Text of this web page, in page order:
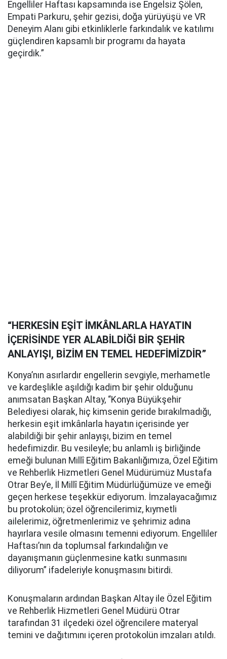
Engelliler Haftası kapsamında ise Engelsiz Şölen,
Empati Parkuru, şehir gezisi, doğa yürüyüşü ve VR
Deneyim Alanı gibi etkinliklerle farkındalık ve katılımı
güçlendiren kapsamlı bir programı da hayata
geçirdik.”
“HERKESİN EŞİT İMKÂNLARLA HAYATIN
İÇERİSİNDE YER ALABİLDİĞİ BİR ŞEHİR
ANLAYIŞI, BİZİM EN TEMEL HEDEFİMİZDİR”
Konya’nın asırlardır engellerin sevgiyle, merhametle
ve kardeşlikle aşıldığı kadim bir şehir olduğunu
anımsatan Başkan Altay, “Konya Büyükşehir
Belediyesi olarak, hiç kimsenin geride bırakılmadığı,
herkesin eşit imkânlarla hayatın içerisinde yer
alabildiği bir şehir anlayışı, bizim en temel
hedefimizdir. Bu vesileyle; bu anlamlı iş birliğinde
emeği bulunan Millî Eğitim Bakanlığımıza, Özel Eğitim
ve Rehberlik Hizmetleri Genel Müdürümüz Mustafa
Otrar Bey’e, İl Millî Eğitim Müdürlüğümüze ve emeği
geçen herkese teşekkür ediyorum. İmzalayacağımız
bu protokolün; özel öğrencilerimiz, kıymetli
ailelerimiz, öğretmenlerimiz ve şehrimiz adına
hayırlara vesile olmasını temenni ediyorum. Engelliler
Haftası’nın da toplumsal farkındalığın ve
dayanışmanın güçlenmesine katkı sunmasını
diliyorum” ifadeleriyle konuşmasını bitirdi.
Konuşmaların ardından Başkan Altay ile Özel Eğitim
ve Rehberlik Hizmetleri Genel Müdürü Otrar
tarafından 31 ilçedeki özel öğrencilere materyal
temini ve dağıtımını içeren protokolün imzaları atıldı.